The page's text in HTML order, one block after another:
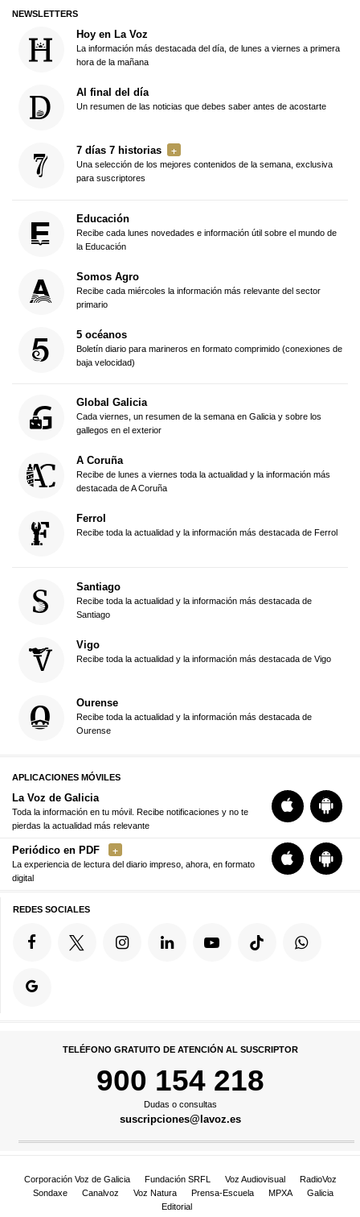
NEWSLETTERS
Hoy en La Voz
La información más destacada del día, de lunes a viernes a primera
hora de la mañana
Al final del día
Un resumen de las noticias que debes saber antes de acostarte
7 días 7 historias
Una selección de los mejores contenidos de la semana, exclusiva
para suscriptores
Educación
Recibe cada lunes novedades e información útil sobre el mundo de
la Educación
Somos Agro
Recibe cada miércoles la información más relevante del sector
primario
5 océanos
Boletín diario para marineros en formato comprimido (conexiones de
baja velocidad)
Global Galicia
Cada viernes, un resumen de la semana en Galicia y sobre los
gallegos en el exterior
A Coruña
Recibe de lunes a viernes toda la actualidad y la información más
destacada de A Coruña
Ferrol
Recibe toda la actualidad y la información más destacada de Ferrol
Santiago
Recibe toda la actualidad y la información más destacada de
Santiago
Vigo
Recibe toda la actualidad y la información más destacada de Vigo
Ourense
Recibe toda la actualidad y la información más destacada de
Ourense
APLICACIONES MÓVILES
La Voz de Galicia
Toda la información en tu móvil. Recibe notificaciones y no te
pierdas la actualidad más relevante
Periódico en PDF
La experiencia de lectura del diario impreso, ahora, en formato
digital
REDES SOCIALES
TELÉFONO GRATUITO DE ATENCIÓN AL SUSCRIPTOR
900 154 218
Dudas o consultas
suscripciones@lavoz.es
Corporación Voz de Galicia Fundación SRFL Voz Audiovisual
RadioVoz
Sondaxe
Canalvoz Voz Natura Prensa-Escuela MPXA
Galicia
Editorial